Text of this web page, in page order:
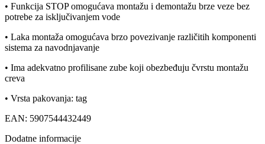
• Funkcija STOP omogućava montažu i demontažu brze veze bez
potrebe za isključivanjem vode
• Laka montaža omogućava brzo povezivanje različitih komponenti
sistema za navodnjavanje
• Ima adekvatno profilisane zube koji obezbeđuju čvrstu montažu
creva
• Vrsta pakovanja: tag
EAN: 5907544432449
Dodatne informacije